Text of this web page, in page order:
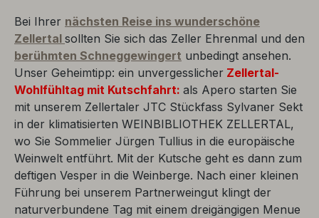
Bei Ihrer nächsten Reise ins wunderschöne
Zellertal sollten Sie sich das Zeller Ehrenmal und den
berühmten Schneggewingert unbedingt ansehen.
Unser Geheimtipp: ein unvergesslicher Zellertal-
Wohlfühltag mit Kutschfahrt: als Apero starten Sie
mit unserem Zellertaler JTC Stückfass Sylvaner Sekt
in der klimatisierten WEINBIBLIOTHEK ZELLERTAL,
wo Sie Sommelier Jürgen Tullius in die europäische
Weinwelt entführt. Mit der Kutsche geht es dann zum
deftigen Vesper in die Weinberge. Nach einer kleinen
Führung bei unserem Partnerweingut klingt der
naturverbundene Tag mit einem dreigängigen Menue